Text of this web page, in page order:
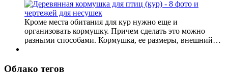
Кроме места обитания для кур нужно еще и
организовать кормушку. Причем сделать это можно
разными способами. Кормушка, ее размеры, внешний…
Облако тегов